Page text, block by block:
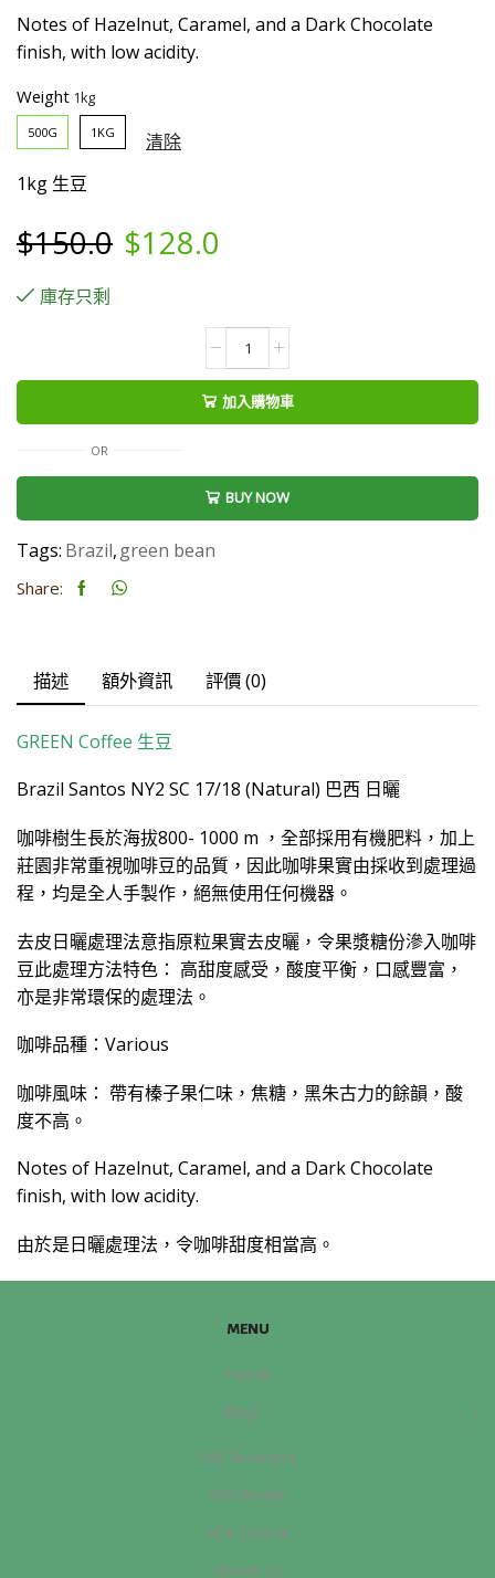
Notes of Hazelnut, Caramel, and a Dark Chocolate
finish, with low acidity.
Weight
500G 1KG
清除
1kg 生豆
$150.0 Original
$150.0.
$128.0
is:
$128.0.
庫存只剩
Brazil
Santos
scr
17/18
生
豆
量
加入購物車
OR
BUY NOW
Tags: Brazil,green bean
Share:
描述 額外資訊 評價 (0)
GREEN Coffee 生豆
Brazil Santos NY2 SC 17/18 (Natural) 巴西 日曬
咖啡樹生長於海拔800- 1000 m ，全部採用有機肥料，加上
莊園非常重視咖啡豆的品質，因此咖啡果實由採收到處理過
程，均是全人手製作，絕無使用任何機器。
去皮日曬處理法意指原粒果實去皮曬，令果漿糖份滲入咖啡
豆此處理方法特色： 高甜度感受，酸度平衡，口感豐富，
亦是非常環保的處理法。
咖啡品種：Various
咖啡風味： 帶有榛子果仁味，焦糖，黑朱古力的餘韻，酸
度不高。
Notes of Hazelnut, Caramel, and a Dark Chocolate
finish, with low acidity.
由於是日曬處理法，令咖啡甜度相當高。
MENU
Home
Shop
IMF Roasters
Wholesale
SCA Course
About Us